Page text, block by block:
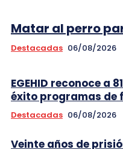
Matar al perro
Destacadas 06/08/2026
EGEHID reconoce a
éxito programas de
Destacadas 06/08/2026
Veinte años de